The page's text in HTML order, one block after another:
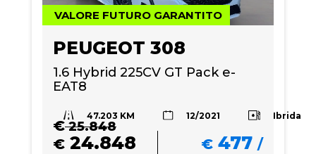
VALORE FUTURO GARANTITO
PEUGEOT 308
1.6 Hybrid 225CV GT Pack e-
EAT8
47.203 KM 12/2021 Ibrida
€25.848
€ 24.848 € 477 /